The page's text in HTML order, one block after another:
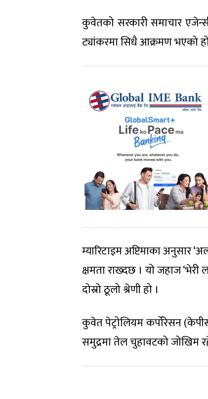
कुवेतको सरकारी समाचार
ट्यांकरमा सिधै आक्रमण भएको
म्यारिटाइम अप्टिमाका अनुसार
क्षमता राख्दछ । यो जहाज ‘भेरी
दोस्रो ठूलो श्रेणी हो ।
कुवेत पेट्रोलियम कर्पोरेसन
समुद्रमा तेल चुहावटको जोखिम